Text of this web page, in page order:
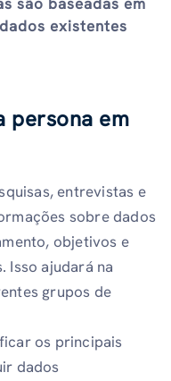
existentes
persona em
entrevistas e
sobre dados
objetivos e
Isso ajudará na
grupos de
os principais
dados